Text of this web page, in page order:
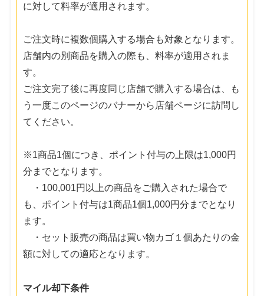
に対して料率が適用されます。
ご注文時に複数個購入する場合も対象となります。
店舗内の別商品を購入の際も、料率が適用されま
す。
ご注文完了後に再度同じ店舗で購入する場合は、も
う一度このページのバナーから店舗ページに訪問し
てください。
※1商品1個につき、ポイント付与の上限は1,000円
分までとなります。
・100,001円以上の商品をご購入された場合で
も、ポイント付与は1商品1個1,000円分までとなり
ます。
・セット販売の商品は買い物カゴ１個あたりの金
額に対しての適応となります。
マイル却下条件